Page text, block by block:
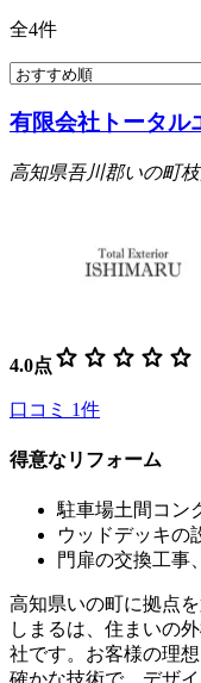
全4件
有限会社トータル
高知県吾川郡いの町枝
4.0点 star star star star star
口コミ 1件
得意なリフォーム
駐車場土間コン
ウッドデッキの
門扉の交換工事
高知県いの町に拠点
しまるは、住まいの
社です。お客様の理